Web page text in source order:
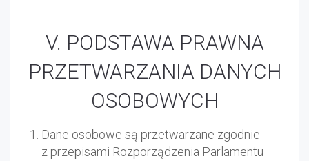
V. PODSTAWA PRAWNA
PRZETWARZANIA DANYCH
OSOBOWYCH
Dane osobowe są przetwarzane zgodnie
z przepisami Rozporządzenia Parlamentu